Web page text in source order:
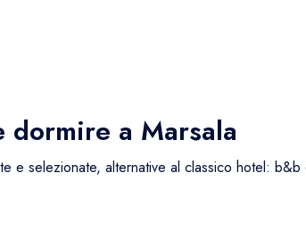
a Marsala
e selezionate, alternative al classico hotel: